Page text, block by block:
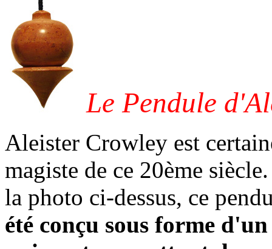
Le Pendule
Aleister Crowley est
magiste de ce 20ème
la photo ci-dessus, ce
été conçu sous forme